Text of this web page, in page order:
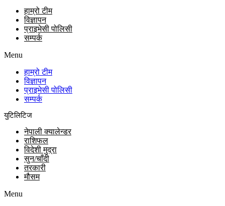
हाम्रो टीम
विज्ञापन
प्राइभेसी पोलिसी
सम्पर्क
Menu
हाम्रो टीम
विज्ञापन
प्राइभेसी पोलिसी
सम्पर्क
युटिलिटिज
नेपाली क्यालेन्डर
राशिफल
विदेशी मुद्रा
सुन/चाँदी
तरकारी
मौसम
Menu